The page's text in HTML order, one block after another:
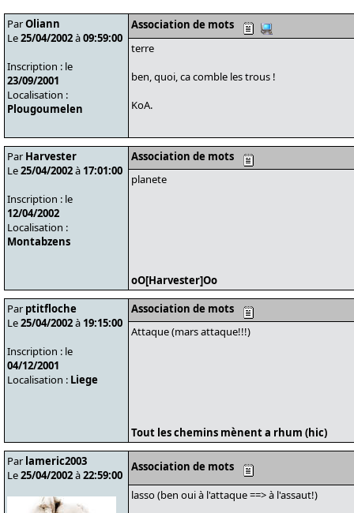
ParOliann
Le25/04/2002à09:59:00
Inscription : le
23/09/2001
Localisation :
Plougoumelen
Association de mots
terre
ben, quoi, ca comble les trous !
KoA.
Par Harvester
Le25/04/2002à 17:01:00
Inscription : le
12/04/2002
Localisation :
Montabzens
Association de mots
planete
oO[Harvester]Oo
Par ptitfloche
Le25/04/2002à 19:15:00
Inscription : le
04/12/2001
Localisation : Liege
Association de mots
Attaque (mars attaque!!!)
Tout les chemins mènent a rhum (hic)
Par lameric2003
Le25/04/2002à22:59:00
Association de mots
lasso (ben oui à l'attaque ==> à l'assaut!)